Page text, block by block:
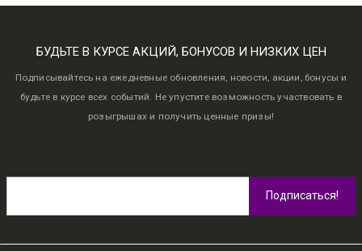
БУДЬТЕ В КУРСЕ АКЦИЙ, БОНУСОВ И НИЗКИХ ЦЕН
Подписывайтесь на ежедневные обновления, новости, акции, бонусы и
будьте в курсе всех событий. Не упустите возможность участвовать в
розыгрышах и получить ценные призы!